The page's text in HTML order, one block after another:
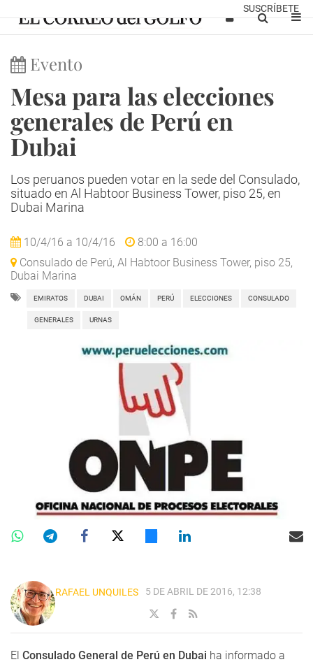
SUSCRÍBETE
Evento
Mesa para las elecciones
generales de Perú en
Dubai
Los peruanos pueden votar en la sede del Consulado,
situado en Al Habtoor Business Tower, piso 25, en
Dubai Marina
10/4/16 a 10/4/16 8:00 a 16:00
Consulado de Perú, Al Habtoor Business Tower, piso 25,
Dubai Marina
EMIRATOS DUBAI OMÁN PERÚ ELECCIONES CONSULADO
GENERALES URNAS
RAFAEL UNQUILES 5 DE ABRIL DE 2016, 12:38
El Consulado General de Perú en Dubai ha informado a